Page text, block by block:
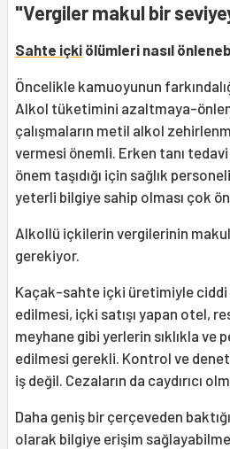
"Vergiler makul bir
Sahte içki ölümleri nasıl
Öncelikle kamuoyunun
Alkol tüketimini azaltmaya-
çalışmaların metil alkol
vermesi önemli. Erken tanı
önem taşıdığı için sağlık
yeterli bilgiye sahip olması çok
Alkollü içkilerin vergilerinin
gerekiyor.
Kaçak-sahte içki üretimiyle
edilmesi, içki satışı yapan otel,
meyhane gibi yerlerin sıklıkla
edilmesi gerekli. Kontrol ve
iş değil. Cezaların da caydırıcı
Daha geniş bir çerçeveden
olarak bilgiye erişim